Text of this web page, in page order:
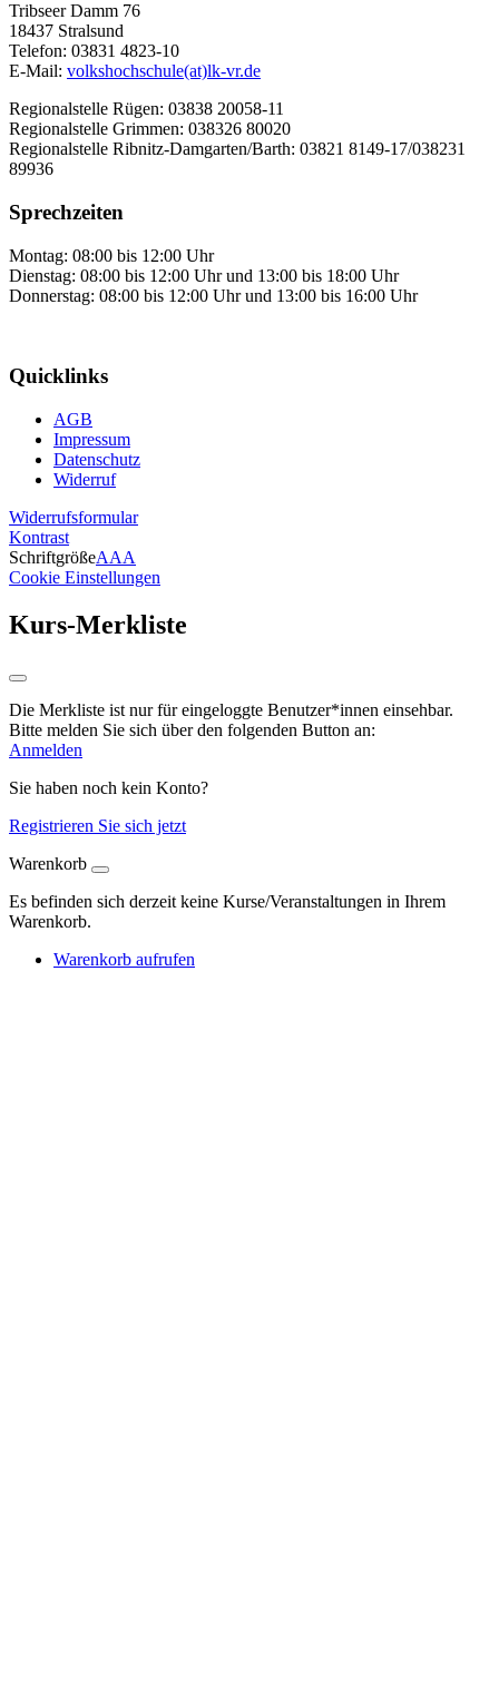
Tribseer Damm 76
18437 Stralsund
Telefon: 03831 4823-10
E-Mail: volkshochschule(at)lk-vr.de
Regionalstelle Rügen: 03838 20058-11
Regionalstelle Grimmen: 038326 80020
Regionalstelle Ribnitz-Damgarten/Barth: 03821 8149-17/038231
89936
Sprechzeiten
Montag: 08:00 bis 12:00 Uhr
Dienstag: 08:00 bis 12:00 Uhr und 13:00 bis 18:00 Uhr
Donnerstag: 08:00 bis 12:00 Uhr und 13:00 bis 16:00 Uhr
Quicklinks
AGB
Impressum
Datenschutz
Widerruf
Widerrufsformular
Kontrast
SchriftgrößeAAA
Cookie Einstellungen
Kurs-Merkliste
Die Merkliste ist nur für eingeloggte Benutzer*innen einsehbar.
Bitte melden Sie sich über den folgenden Button an:
Anmelden
Sie haben noch kein Konto?
Registrieren Sie sich jetzt
Warenkorb
Es befinden sich derzeit keine Kurse/Veranstaltungen in Ihrem
Warenkorb.
Warenkorb aufrufen